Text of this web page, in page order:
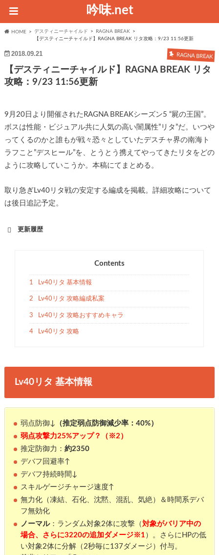
吟味.net
HOME デスティニーチャイルド
RAGNA BREAK
【デスティニーチャイルド】RAGNA BREAK リタ攻略：9/23 11:56更新
2018.09.21 RAGNA BREAK
【デスティニーチャイルド】RAGNA BREAK リタ
攻略：9/23 11:56更新
9月20日より開催されたRAGNA BREAKシーズン5 “屍の王国”。
ボスは性能・ビジュアル共に人気の高い闇属性”リタ”だ。いつや
ってくるのかと誰もが戦々恐々としていたデスチャ界の南海ト
ラフこと”デスヒール”を、とうとう携えてやってきたリタをどの
ように攻略していこうか。本稿にてまとめる。
取り急ぎLv40リタ戦の安定する編成を掲載。詳細攻略について
は後日追記予定。
更新履歴
Contents
1 Lv40リタ 基本情報
2 Lv40リタ 攻略編成私案
3 Lv40リタ 攻略おすすめキャラ
4 Lv40リタ 攻略
Lv40リタ 基本情報
弱点防御↓ （推定弱点防御減少率：40%）
弱点攻撃力25%アップ？（※2）
推定防御力： 約2350
デバフ回避率↑
デバフ持続時間↓
スキルゲージチャージ速度↑
無力化（凍結、石化、沈黙、混乱、気絶）＆時間系デバ
フ無効化
ノーマル：ランダム対象2体に攻撃（対象がバリア中の
場合、さらに3220の追加ダメージ※1 ）。さらにHPの低
い対象2体に分解（2秒毎に137ダメージ）付与。